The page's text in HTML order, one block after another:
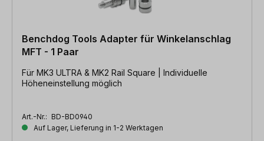
Benchdog Tools Adapter für Winkelanschlag
MFT - 1 Paar
Für MK3 ULTRA & MK2 Rail Square | Individuelle
Höheneinstellung möglich
Art.-Nr.: BD-BD0940
Auf Lager, Lieferung in 1-2 Werktagen